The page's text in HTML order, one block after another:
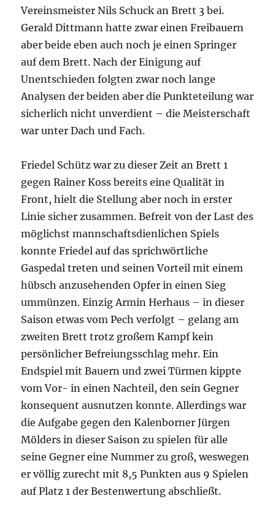
Vereinsmeister Nils Schuck an Brett 3 bei.
Gerald Dittmann hatte zwar einen Freibauern
aber beide eben auch noch je einen Springer
auf dem Brett. Nach der Einigung auf
Unentschieden folgten zwar noch lange
Analysen der beiden aber die Punkteteilung war
sicherlich nicht unverdient – die Meisterschaft
war unter Dach und Fach.
Friedel Schütz war zu dieser Zeit an Brett 1
gegen Rainer Koss bereits eine Qualität in
Front, hielt die Stellung aber noch in erster
Linie sicher zusammen. Befreit von der Last des
möglichst mannschaftsdienlichen Spiels
konnte Friedel auf das sprichwörtliche
Gaspedal treten und seinen Vorteil mit einem
hübsch anzusehenden Opfer in einen Sieg
ummünzen. Einzig Armin Herhaus – in dieser
Saison etwas vom Pech verfolgt – gelang am
zweiten Brett trotz großem Kampf kein
persönlicher Befreiungsschlag mehr. Ein
Endspiel mit Bauern und zwei Türmen kippte
vom Vor- in einen Nachteil, den sein Gegner
konsequent ausnutzen konnte. Allerdings war
die Aufgabe gegen den Kalenborner Jürgen
Mölders in dieser Saison zu spielen für alle
seine Gegner eine Nummer zu groß, weswegen
er völlig zurecht mit 8,5 Punkten aus 9 Spielen
auf Platz 1 der Bestenwertung abschließt.